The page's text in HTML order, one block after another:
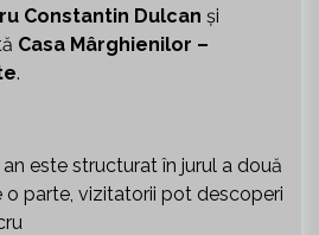
Constantin Dulcan și
Casa Mârghienilor –
.
este structurat în jurul a două
o parte, vizitatorii pot descoperi